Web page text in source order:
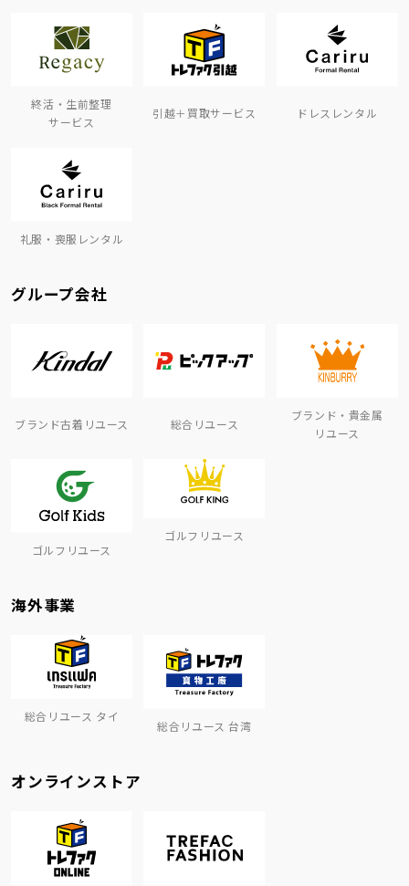
終活・生前整理
サービス
引越＋買取サービス ドレスレンタル
礼服・喪服レンタル
グループ会社
ブランド古着リユース 総合リユース
ブランド・貴金属
リユース
ゴルフリユース
ゴルフリユース
海外事業
総合リユース タイ
総合リユース 台湾
オンラインストア